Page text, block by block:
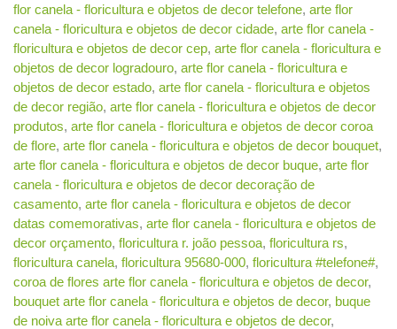
flor canela - floricultura e objetos de decor telefone, arte flor
canela - floricultura e objetos de decor cidade, arte flor canela -
floricultura e objetos de decor cep, arte flor canela - floricultura e
objetos de decor logradouro, arte flor canela - floricultura e
objetos de decor estado, arte flor canela - floricultura e objetos
de decor região, arte flor canela - floricultura e objetos de decor
produtos, arte flor canela - floricultura e objetos de decor coroa
de flore, arte flor canela - floricultura e objetos de decor bouquet,
arte flor canela - floricultura e objetos de decor buque, arte flor
canela - floricultura e objetos de decor decoração de
casamento, arte flor canela - floricultura e objetos de decor
datas comemorativas, arte flor canela - floricultura e objetos de
decor orçamento, floricultura r. joão pessoa, floricultura rs,
floricultura canela, floricultura 95680-000, floricultura #telefone#,
coroa de flores arte flor canela - floricultura e objetos de decor,
bouquet arte flor canela - floricultura e objetos de decor, buque
de noiva arte flor canela - floricultura e objetos de decor,